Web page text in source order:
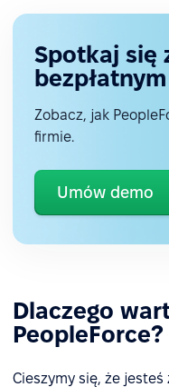
Spotkaj się
Zobacz, jak
firmie.
Umów demo
Dlaczego
PeopleForce?
Cieszymy się, że jesteś